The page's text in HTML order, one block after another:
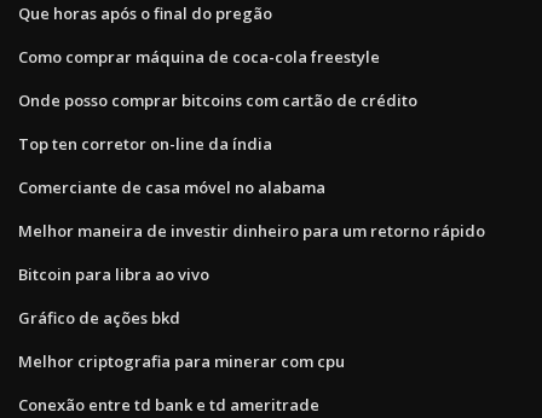
Que horas após o final do pregão
Como comprar máquina de coca-cola freestyle
Onde posso comprar bitcoins com cartão de crédito
Top ten corretor on-line da índia
Comerciante de casa móvel no alabama
Melhor maneira de investir dinheiro para um retorno rápido
Bitcoin para libra ao vivo
Gráfico de ações bkd
Melhor criptografia para minerar com cpu
Conexão entre td bank e td ameritrade